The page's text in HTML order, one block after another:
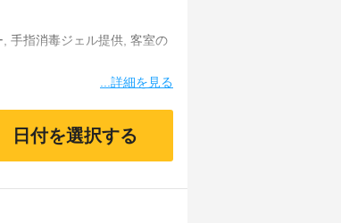
手指消毒ジェル提供, 客室の
...詳細を見る
日付を選択する